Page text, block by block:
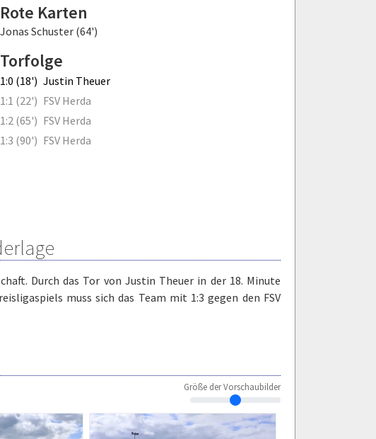
Rote Karten
Jonas Schuster (64')
Torfolge
1:0 (18') Justin Theuer
1:1 (22') FSV Herda
1:2 (65') FSV Herda
1:3 (90') FSV Herda
Durch das Tor von Justin Theuer in der 18. Minute
muss sich das Team mit 1:3 gegen den FSV
Größe der Vorschaubilder